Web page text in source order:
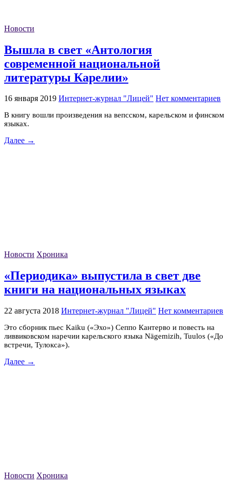
Новости
Вышла в свет «Антология
современной национальной
литературы Карелии»
16 января 2019 Интернет-журнал "Лицей" Нет комментариев
В книгу вошли произведения на вепсском, карельском и финском
языках.
Далее →
Новости Хроника
«Периодика» выпустила в свет две
книги на национальных языках
22 августа 2018 Интернет-журнал "Лицей" Нет комментариев
Это сборник пьес Kaiku («Эхо») Сеппо Кантерво и повесть на
ливвиковском наречии карельского языка Nӓgemizih, Tuulos («До
встречи, Тулокса»).
Далее →
Новости Хроника